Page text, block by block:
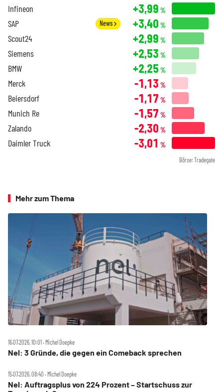
Infineon +3,99 %
SAP News +3,40 %
Scout24 +2,99 %
Siemens +2,53 %
BMW +2,25 %
Merck -1,13 %
Beiersdorf -1,17 %
Munich Re -1,57 %
Zalando -2,30 %
Daimler Truck -3,01 %
Börse: Tradegate
Mehr zum Thema
16.07.2026, 10:01 ‧ Michel Doepke
Nel: 3 Gründe, die gegen ein Comeback sprechen
15.07.2026, 08:40 ‧ Michel Doepke
Nel: Auftragsplus von 224 Prozent – Startschuss zur